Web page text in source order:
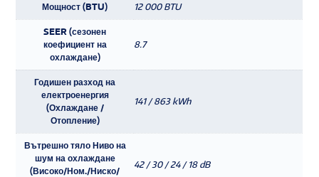
Мощност (BTU) 12 000 BTU
SEER (сезонен
коефициент на
охлаждане)
8.7
Годишен разход на
електроенергия
(Охлаждане /
Отопление)
141 / 863 kWh
Вътрешно тяло Ниво на
шум на охлаждане
(Високо/Ном./Ниско/
42 / 30 / 24 / 18 dB